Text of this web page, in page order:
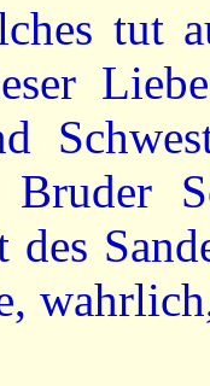
tut
Bruder